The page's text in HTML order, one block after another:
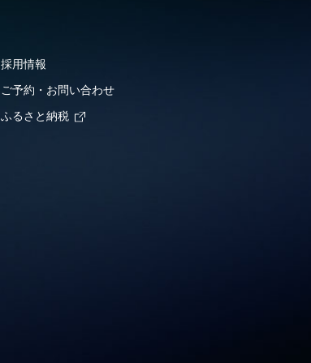
採用情報
ご予約・お問い合わせ
ふるさと納税